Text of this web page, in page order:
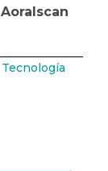
Tecnología